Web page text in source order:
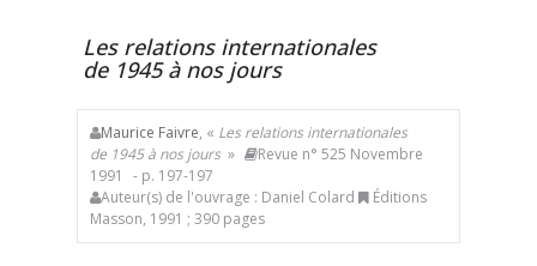
Les relations internationales
de 1945 à nos jours
Maurice Faivre, « Les relations internationales
de 1945 à nos jours »
Revue n° 525 Novembre
1991
- p. 197-197
Auteur(s) de l'ouvrage : Daniel Colard
Éditions
Masson, 1991 ; 390 pages